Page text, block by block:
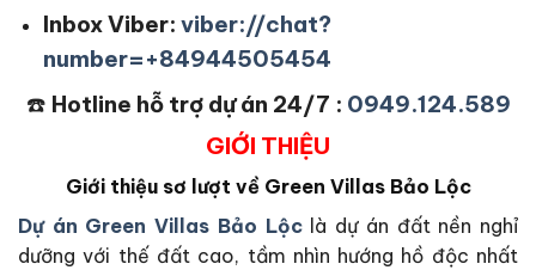
Inbox Viber: viber://chat?
number=+84944505454
☎️ Hotline hỗ trợ dự án 24/7 : 0949.124.589
GIỚI THIỆU
Giới thiệu sơ lượt về Green Villas Bảo Lộc
Dự án Green Villas Bảo Lộc là dự án đất nền nghỉ
dưỡng với thế đất cao, tầm nhìn hướng hồ độc nhất